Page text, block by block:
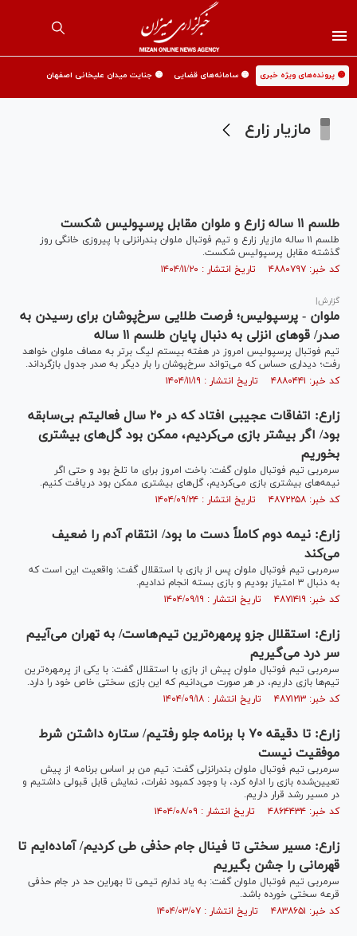
🟡 پرونده‌های ویژه خبری 🟡 سامانه‌های قضایی 🟡 جنایت میدان علیخانی اصفهان
مازیار زارع
طلسم ۱۱ ساله زارع و ملوان مقابل پرسپولیس شکست
طلسم ۱۱ ساله مازیار زارع و تیم فوتبال ملوان بندرانزلی با پیروزی خانگی روز
گذشته مقابل پرسپولیس شکست.
کد خبر: ۴۸۸۰۷۹۷ تاریخ انتشار : ۱۴۰۴/۱۱/۲۰
گزارش|
ملوان - پرسپولیس؛ فرصت طلایی سرخ‌پوشان برای رسیدن به
صدر/ قو‌های انزلی به دنبال پایان طلسم ۱۱ ساله
تیم فوتبال پرسپولیس امروز در هفته بیستم لیگ برتر به مصاف ملوان خواهد
رفت؛ دیداری حساس که می‌تواند سرخ‌پوشان را بار دیگر به صدر جدول بازگرداند.
کد خبر: ۴۸۸۰۴۴۱ تاریخ انتشار : ۱۴۰۴/۱۱/۱۹
زارع: اتفاقات عجیبی افتاد که در ۲۰ سال فعالیتم بی‌سابقه
بود/ اگر بیشتر بازی می‌کردیم، ممکن بود گل‌های بیشتری
بخوریم
سرمربی تیم فوتبال ملوان گفت: باخت امروز برای ما تلخ بود و حتی اگر
نیمه‌های بیشتری بازی می‌کردیم، گل‌های بیشتری ممکن بود دریافت کنیم.
کد خبر: ۴۸۷۲۲۵۸ تاریخ انتشار : ۱۴۰۴/۰۹/۲۴
زارع: نیمه دوم کاملاً دست ما بود/ انتقام آدم را ضعیف
می‌کند
سرمربی تیم فوتبال ملوان پس از بازی با استقلال گفت: واقعیت این است که
به دنبال ۳ امتیاز بودیم و بازی بسته انجام ندادیم.
کد خبر: ۴۸۷۱۴۱۹ تاریخ انتشار : ۱۴۰۴/۰۹/۱۹
زارع: استقلال جزو پرمهره‌ترین تیم‌هاست/ به تهران می‌آییم
سر درد می‌گیریم
سرمربی تیم فوتبال ملوان پیش از بازی با استقلال گفت: با یکی از پرمهره‌ترین
تیم‌ها بازی داریم، در هر صورت می‌دانیم که این بازی سختی خاص خود را دارد.
کد خبر: ۴۸۷۱۲۱۳ تاریخ انتشار : ۱۴۰۴/۰۹/۱۸
زارع: تا دقیقه ۷۰ با برنامه جلو رفتیم/ ستاره داشتن شرط
موفقیت نیست
سرمربی تیم فوتبال ملوان بندرانزلی گفت: تیم من بر اساس برنامه از پیش
تعیین‌شده بازی را اداره کرد، با وجود کمبود نفرات، نمایش قابل قبولی داشتیم و
در مسیر رشد قرار داریم.
کد خبر: ۴۸۶۴۴۳۴ تاریخ انتشار : ۱۴۰۴/۰۸/۰۹
زارع: مسیر سختی تا فینال جام حذفی طی کردیم/ آماده‌ایم تا
قهرمانی را جشن بگیریم
سرمربی تیم فوتبال ملوان گفت: به یاد ندارم تیمی تا بهراین حد در جام حذفی
قرعه سختی خورده باشد.
کد خبر: ۴۸۳۸۶۵۱ تاریخ انتشار : ۱۴۰۴/۰۳/۰۷